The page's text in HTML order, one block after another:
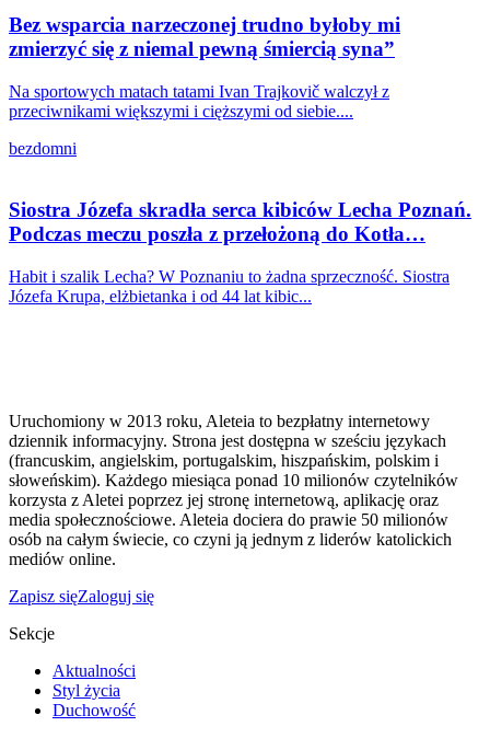
Bez wsparcia narzeczonej trudno byłoby mi
zmierzyć się z niemal pewną śmiercią syna”
Na sportowych matach tatami Ivan Trajkovič walczył z
przeciwnikami większymi i cięższymi od siebie....
bezdomni
Siostra Józefa skradła serca kibiców Lecha Poznań.
Podczas meczu poszła z przełożoną do Kotła…
Habit i szalik Lecha? W Poznaniu to żadna sprzeczność. Siostra
Józefa Krupa, elżbietanka i od 44 lat kibic...
Uruchomiony w 2013 roku, Aleteia to bezpłatny internetowy
dziennik informacyjny. Strona jest dostępna w sześciu językach
(francuskim, angielskim, portugalskim, hiszpańskim, polskim i
słoweńskim). Każdego miesiąca ponad 10 milionów czytelników
korzysta z Aletei poprzez jej stronę internetową, aplikację oraz
media społecznościowe. Aleteia dociera do prawie 50 milionów
osób na całym świecie, co czyni ją jednym z liderów katolickich
mediów online.
Zapisz sięZaloguj się
Sekcje
Aktualności
Styl życia
Duchowość